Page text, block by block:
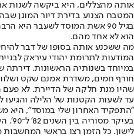
אותה מהצללים, היא ביקשה לשנות
המטבח הצנוע בדירת דיור המוגן
בגיל 90 אשת המוסד לשעבר
הוא לא אחד מהם.
מה ששכנע אותה בסופו של דבר
המודעות לתרומת יהודי עיראק
במיוחד בשנותיה הראשונות. דירתה
חורף חמים, משדרת אמנם שקט
שהיו מנת חלקה של הדיירת. לא פעם
עד לשעות הקטנות של הלילה והגיעו
"התפקיד האחרון שלי במוסד", היא
לישון. כל הזמן רצו בראשי